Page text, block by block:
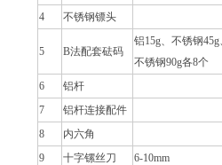
4
不锈钢镖头
5 B法配套砝码
铝15g、不锈钢45g
不锈钢90g各8个
6
铝杆
7
铝杆连接配件
8
内六角
9
十字镙丝刀
6-10mm